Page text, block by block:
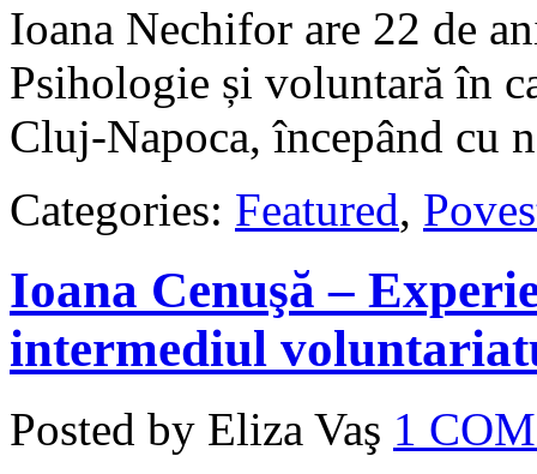
Ioana Nechifor are 22 de
Psihologie și voluntară în
Cluj-Napoca, începând cu
Categories: Featured,
Ioana Cenuşă –
intermediul
Posted by Eliza Vaş 1